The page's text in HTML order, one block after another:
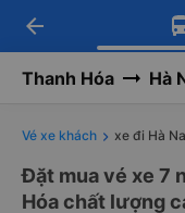
Tải
Nhận
Tải
-30k/
arrow_back
Thanh Hóa Hà
Vé xe khách xe đi Hà
Đặt mua vé xe 7
Hóa chất lượng